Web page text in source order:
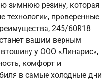
зимнюю резину, которая
технологии, проверенные
245/60R18
станет вашим верным
у ООО «Линарис»,
комфорт и
в самые холодные дни